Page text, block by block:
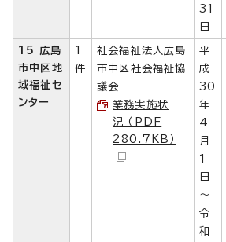
31
日
15 広島
市中区地
域福祉セ
ンター
1
件
社会福祉法人広島
市中区社会福祉協
議会
業務実施状
況 （PDF
280.7KB）
平
成
30
年
4
月
1
日
～
令
和